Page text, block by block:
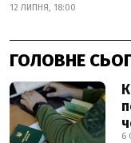
12 ЛИПНЯ, 18:00
ГОЛОВНЕ
6